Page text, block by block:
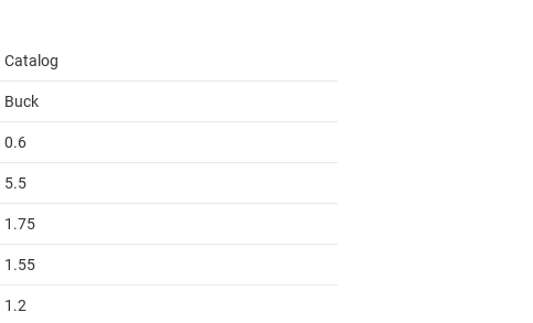
Catalog
Buck
0.6
5.5
1.75
1.55
1.2